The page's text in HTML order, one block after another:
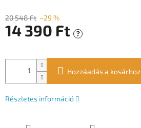
20 548 Ft –29 %
14 390 Ft ?
Hozzáadás a kosárhoz
Részletes információ